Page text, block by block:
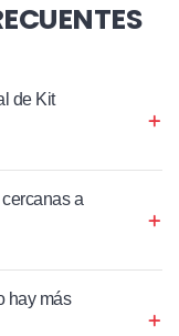
de Kit
a
hay más